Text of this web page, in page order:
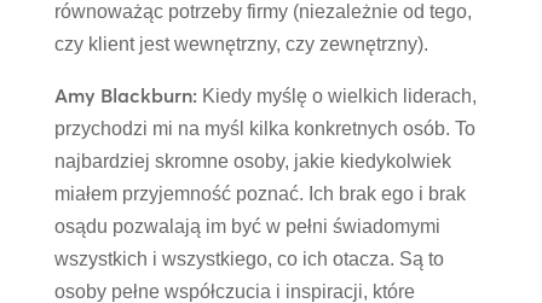
równoważąc potrzeby firmy (niezależnie od tego,
czy klient jest wewnętrzny, czy zewnętrzny).
Amy Blackburn:Kiedy myślę o wielkich liderach,
przychodzi mi na myśl kilka konkretnych osób. To
najbardziej skromne osoby, jakie kiedykolwiek
miałem przyjemność poznać. Ich brak ego i brak
osądu pozwalają im być w pełni świadomymi
wszystkich i wszystkiego, co ich otacza. Są to
osoby pełne współczucia i inspiracji, które